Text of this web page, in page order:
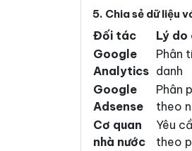
5. Chia sẻ dữ liệu
Đối tác Lý do
Google
Analytics
Phân
danh
Google
Adsense
Phân
theo
Cơ quan
nhà nước
Yêu
theo